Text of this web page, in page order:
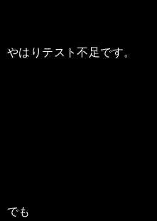
やはりテスト不足です。
でも